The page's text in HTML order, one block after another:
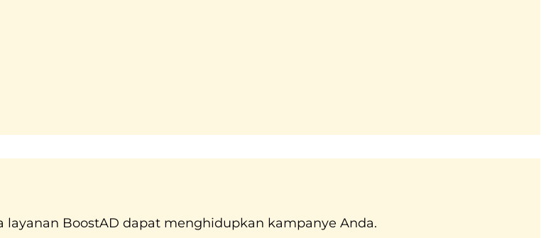
BoostAD dapat menghidupkan kampanye Anda.